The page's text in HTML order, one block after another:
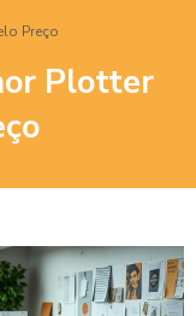
Preço
Plotter